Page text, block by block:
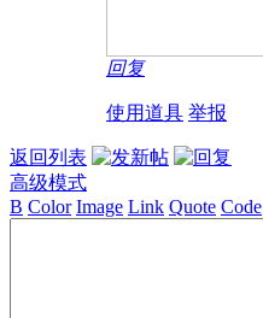
回复
使用道具 举报
返回列表
高级模式
B Color Image Link Quote Code